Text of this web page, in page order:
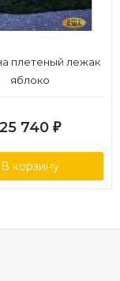
плетеный лежак
яблоко
25 740 ₽
В корзину